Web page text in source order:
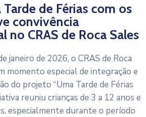
de Férias com os
convivência
no CRAS de Roca Sales
janeiro de 2026, o CRAS de Roca
momento especial de integração e
do projeto “Uma Tarde de Férias
reuniu crianças de 3 a 12 anos e
especialmente durante o período